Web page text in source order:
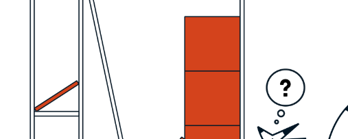
Créez votre projet de A à Z Retrouvez vos projets
Imaginez et concevez un meuble 100% unique.